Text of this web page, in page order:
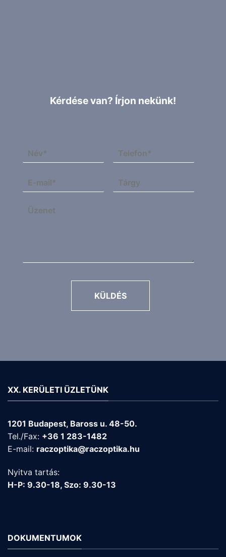
Kérdése van? Írjon nekünk!
KÜLDÉS
XX. KERÜLETI ÜZLETÜNK
1201 Budapest, Baross u. 48-50.
Tel./Fax: +36 1 283-1482
E-mail: raczoptika@raczoptika.hu
Nyitva tartás:
H-P: 9.30-18, Szo: 9.30-13
DOKUMENTUMOK